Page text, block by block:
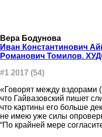
Вера Бодунова
Иван Константинович
Романович Томилов.
#1 2017 (54)
«Говорят между вздорами
что Гайвазовский пишет
что картины его больше
не имею уже силы
“По крайней мере